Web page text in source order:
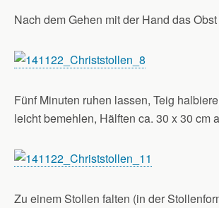
Nach dem Gehen mit der Hand das
Fünf Minuten ruhen lassen, Teig
leicht bemehlen, Hälften ca. 30 x 30 cm
Zu einem Stollen falten (in der